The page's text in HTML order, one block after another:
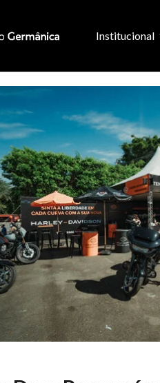
Institucional